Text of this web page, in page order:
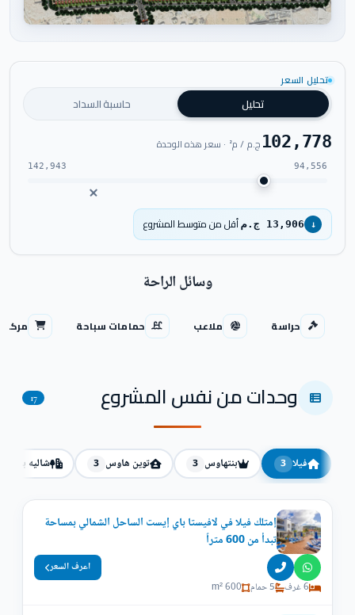
تحليل السعر
تحليل حاسبة السداد
102,778ج.م / م² · سعر هذه الوحدة
94,556
142,943
↓ 13,906 ج.م أقل من متوسط المشروع
وسائل الراحة
حراسة ملاعب حمامات سباحة مركز
وحدات من نفس المشروع 17
فيلا 3 بنتهاوس 3 توين هاوس 3 شاليه
إمتلك فيلا في لافيستا باي إيست الساحل الشمالي بمساحة
تبدأ من 600 متراً
6 غرف 5 حمام 600 m²
اعرف السعر